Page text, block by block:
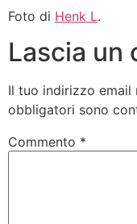
Foto di Henk L.
Lascia un
Il tuo indirizzo email
obbligatori sono
Commento *